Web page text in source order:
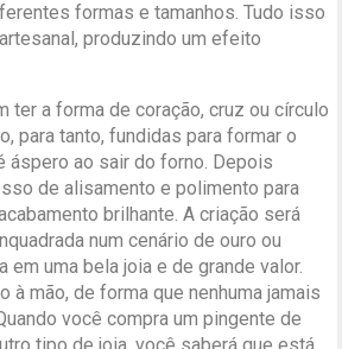
formas e tamanhos. Tudo isso
produzindo um efeito
ter a forma de coração, cruz ou círculo
para tanto, fundidas para formar o
áspero ao sair do forno. Depois
de alisamento e polimento para
brilhante. A criação será
num cenário de ouro ou
em uma bela joia e de grande valor.
à mão, de forma que nenhuma jamais
você compra um pingente de